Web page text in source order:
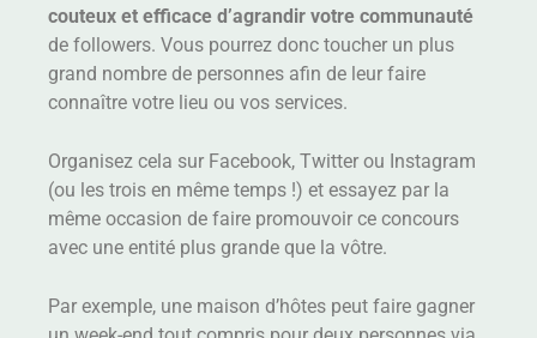
couteux et efficace d’agrandir votre communauté
de followers. Vous pourrez donc toucher un plus
grand nombre de personnes afin de leur faire
connaître votre lieu ou vos services.
Organisez cela sur Facebook, Twitter ou Instagram
(ou les trois en même temps !) et essayez par la
même occasion de faire promouvoir ce concours
avec une entité plus grande que la vôtre.
Par exemple, une maison d’hôtes peut faire gagner